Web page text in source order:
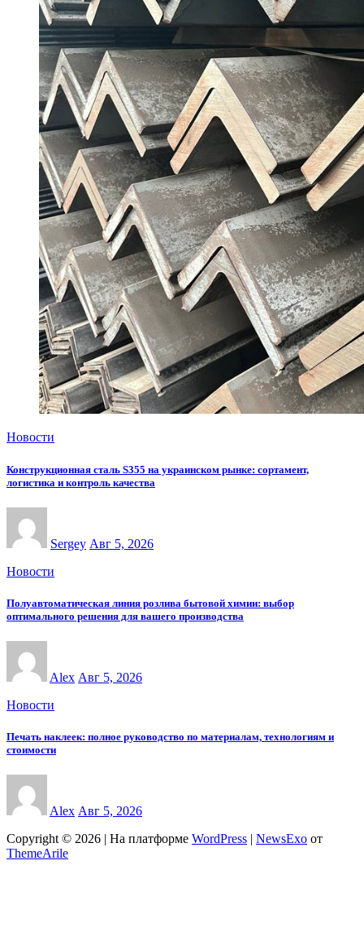
Новости
Конструкционная сталь S355 на украинском рынке: сортамент,
логистика и контроль качества
Sergey Авг 5, 2026
Новости
Полуавтоматическая линия розлива бытовой химии: выбор
оптимального решения для вашего производства
Alex Авг 5, 2026
Новости
Печать наклеек: полное руководство по материалам, технологиям и
стоимости
Alex Авг 5, 2026
Copyright © 2026 | На платформе WordPress NewsExo от
ThemeArile